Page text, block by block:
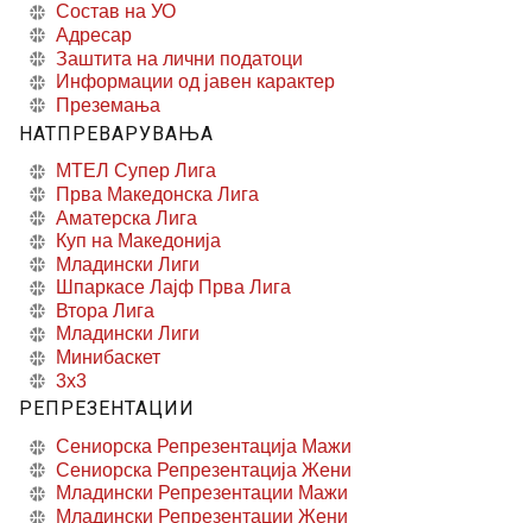
Состав на УО
Адресар
Заштита на лични податоци
Информации од јавен карактер
Преземања
НАТПРЕВАРУВАЊА
МТЕЛ Супер Лига
Прва Македонска Лига
Аматерска Лига
Куп на Македонија
Младински Лиги
Шпаркасе Лајф Прва Лига
Втора Лига
Младински Лиги
Минибаскет
3x3
РЕПРЕЗЕНТАЦИИ
Сениорска Репрезентација Мажи
Сениорска Репрезентација Жени
Младински Репрезентации Мажи
Младински Репрезентации Жени